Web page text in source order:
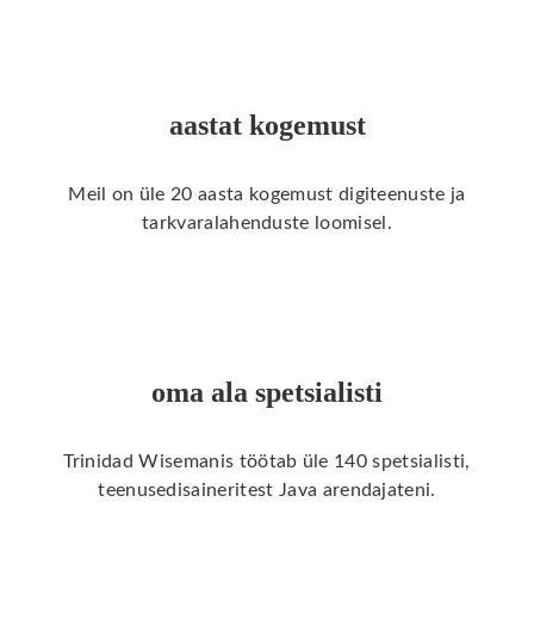
aastat kogemust
Meil on üle 20 aasta kogemust digiteenuste ja
tarkvaralahenduste loomisel.
oma ala spetsialisti
Trinidad Wisemanis töötab üle 140 spetsialisti,
teenusedisaineritest Java arendajateni.